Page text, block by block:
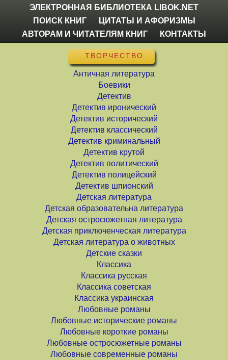
ЭЛЕКТРОННАЯ БИБЛИОТЕКА LIBOK.NET
ПОИСК КНИГ
ЦИТАТЫ И АФОРИЗМЫ
АВТОРАМ И ЧИТАТЕЛЯМ КНИГ
КОНТАКТЫ
ТВОРЧЕСТВО
Античная литература
Боевики
Детектив
Детектив иронический
Детектив исторический
Детектив классический
Детектив криминальный
Детектив крутой
Детектив политический
Детектив полицейский
Детектив шпионский
Детская литература
Детская образовательна литература
Детская остросюжетная литература
Детская приключенческая литература
Детская литература о животных
Детские сказки
Классика
Классика русская
Классика советская
Классика украинская
Любовные романы
Любовные исторические романы
Любовные короткие романы
Любовные остросюжетные романы
Любовные современные романы